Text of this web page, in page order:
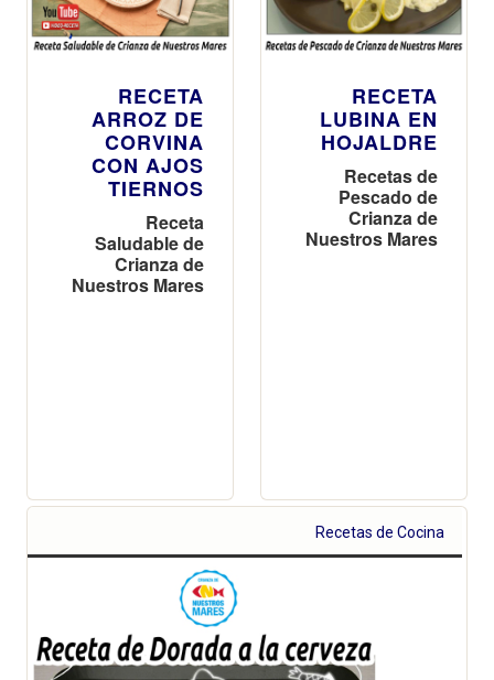
RECETA
ARROZ DE
CORVINA
CON AJOS
TIERNOS
Receta
Saludable de
Crianza de
Nuestros Mares
RECETA
LUBINA EN
HOJALDRE
Recetas de
Pescado de
Crianza de
Nuestros Mares
Recetas de Cocina